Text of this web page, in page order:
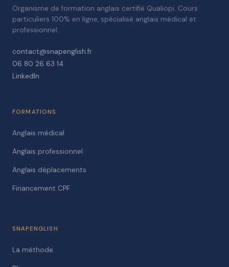
Organisme de formation anglais certifié Qualiopi. Cours
particuliers 100% en ligne, spécialisé anglais médical et
professionnel.
contact@snapenglish.fr
06 80 26 63 14
LinkedIn
FORMATIONS
Anglais médical
Anglais professionnel
Anglais déplacements
Financement CPF
SNAPENGLISH
La méthode